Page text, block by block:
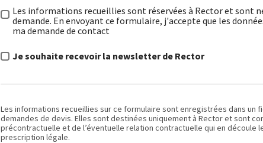
Les informations recueillies sont réservées à Rector et sont
demande. En envoyant ce formulaire, j'accepte que les
ma demande de contact
Je souhaite recevoir la newsletter de Rector
Les informations recueillies sur ce formulaire sont enregistrées dans un
demandes de devis. Elles sont destinées uniquement à Rector et sont
précontractuelle et de l’éventuelle relation contractuelle qui en découle
prescription légale.